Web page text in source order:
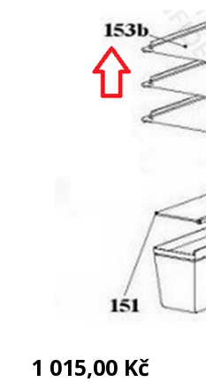
1 015,00 Kč